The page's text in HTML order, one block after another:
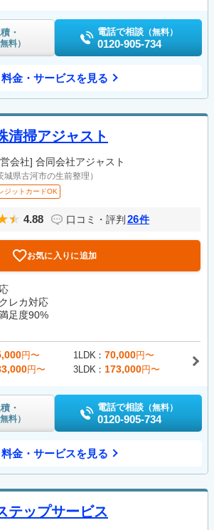
・
無料）
電話で相談 （無料）
0120-905-734
料金・サービスを見る
清掃アジャスト
会社] 合同会社アジャスト
城県古河市の生前整理）
ジットカードOK
4.88 口コミ・評判 26件
お気に入りに追加
レカ対応
足度90%
円〜 1LDK 70,000円〜
円〜 3LDK 173,000円〜
・
無料）
電話で相談 （無料）
0120-905-734
料金・サービスを見る
テップサービス